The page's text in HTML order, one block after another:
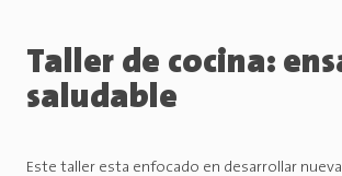
Taller de cocina:
saludable
Este taller esta enfocado en desarrollar